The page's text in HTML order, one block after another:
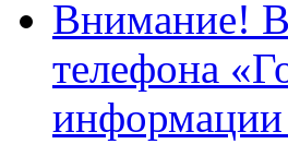
Внимание! В
телефона
информации